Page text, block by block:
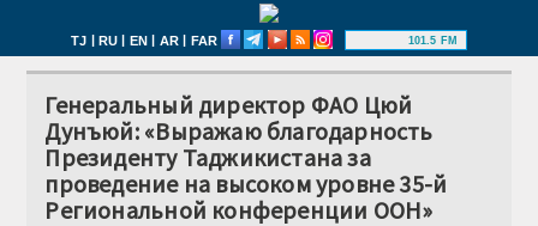
TJ | RU | EN | AR | FAR 101.5 FM
Генеральный директор ФАО Цюй
Дунъюй: «Выражаю благодарность
Президенту Таджикистана за
проведение на высоком уровне 35-й
Региональной конференции ООН»